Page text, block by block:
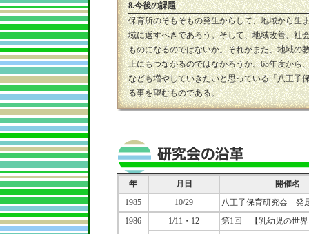
8.今後の課題
保育所のそもそもの発生からして、地域から生
域に返すべきであろう。そして、地域改善、社
ものになるのではないか。それがまた、地域の
上にもつながるのではなかろうか。63年度から
なども増やしていきたいと思っている「八王子
る事を望むものである。
年 月日
開催名
1985
10/29
八王子保育研究会 発
1986
1/11・12
第1回 【乳幼児の世